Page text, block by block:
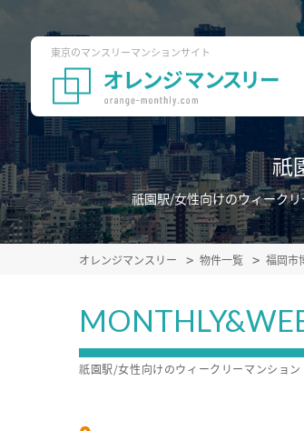
東京のマンスリーマンションサイト
祇
祇園駅/女性向けのウィーク
オレンジマンスリー 物件一覧 福岡市
祇園駅/女性向けのウィークリーマンショ